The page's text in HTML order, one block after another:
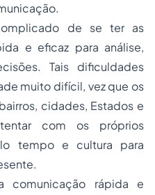
de se ter as
e eficaz para análise,
Tais dificuldades
muito difícil, vez que os
cidades, Estados e
com os próprios
tempo e cultura para
comunicação rápida e